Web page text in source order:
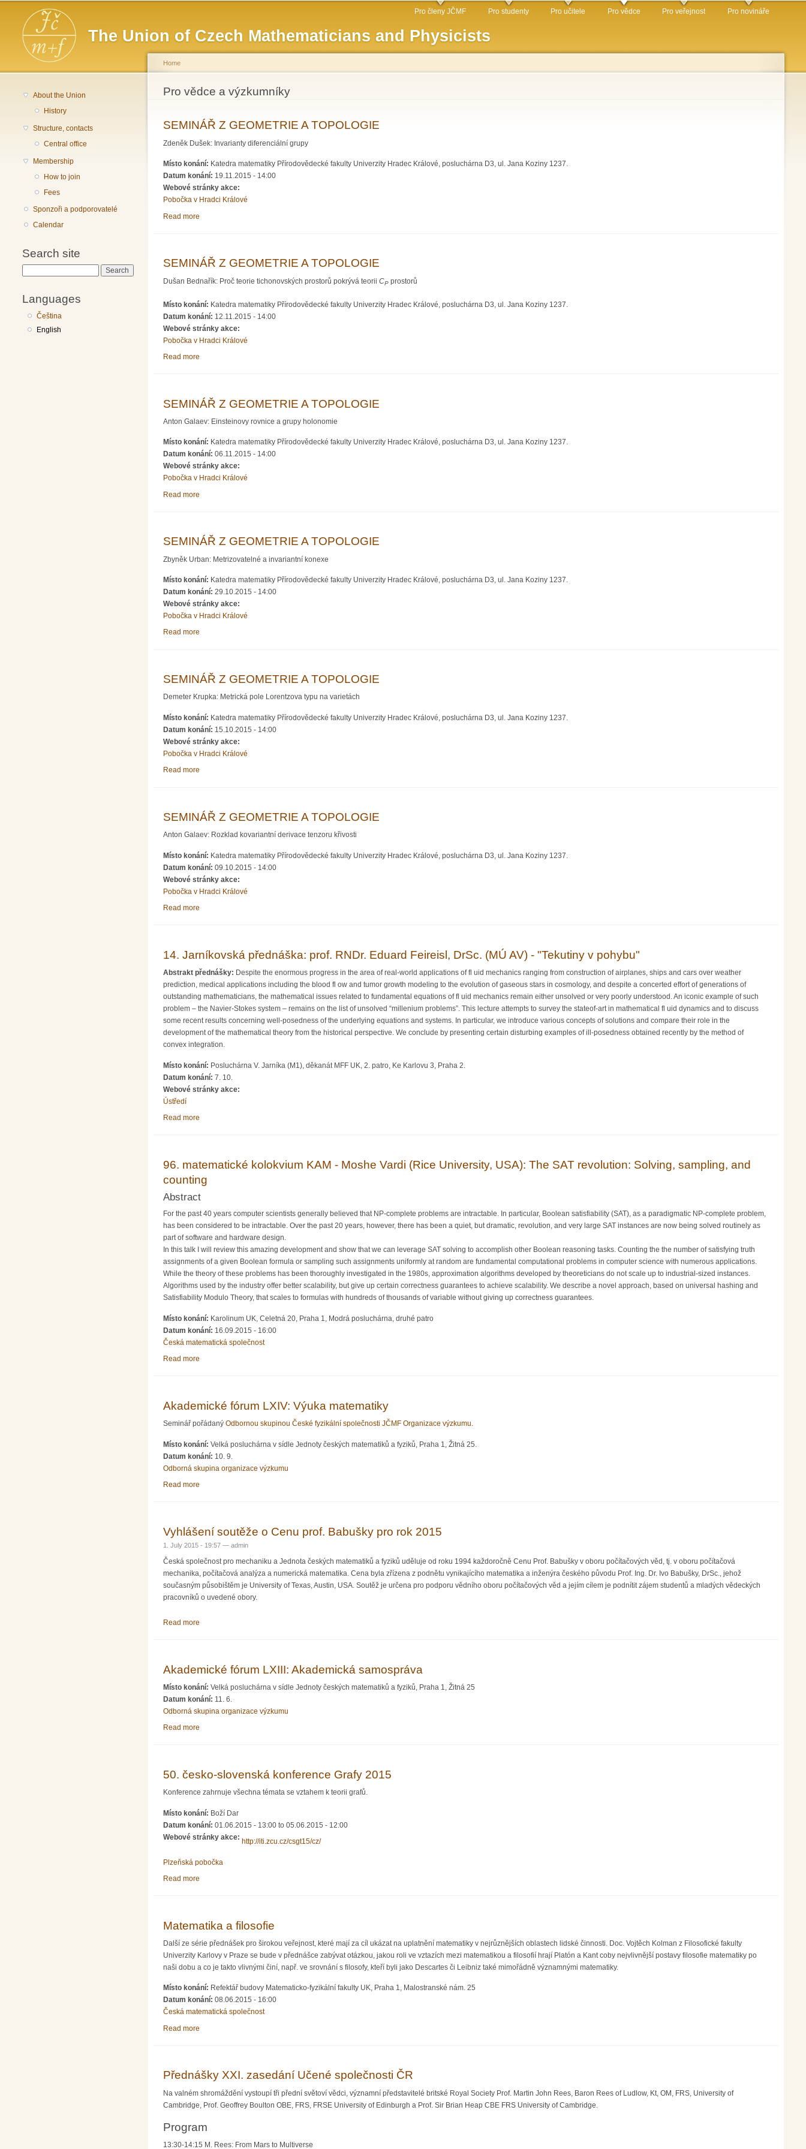
The Union of Czech Mathematicians and Physicists
Main menu Pro členy JČMF Pro studenty Pro učitele Pro vědce Pro veřejnost Pro novináře
About the Union
History
Structure, contacts
Central office
Membership
How to join
Fees
Sponzoři a podporovatelé
Calendar
Search site
Languages
Čeština
English
You are here
Home
Pro vědce a výzkumníky
SEMINÁŘ Z GEOMETRIE A TOPOLOGIE
Zdeněk Dušek: Invarianty diferenciální grupy
Místo konání: Katedra matematiky Přírodovědecké fakulty Univerzity Hradec Králové, posluchárna D3, ul. Jana Koziny 1237.
Datum konání: 19.11.2015 - 14:00
Webové stránky akce:
Pobočka v Hradci Králové
Read more
SEMINÁŘ Z GEOMETRIE A TOPOLOGIE
Dušan Bednařík: Proč teorie tichonovských prostorů pokrývá teorii CP prostorů
Místo konání: Katedra matematiky Přírodovědecké fakulty Univerzity Hradec Králové, posluchárna D3, ul. Jana Koziny 1237.
Datum konání: 12.11.2015 - 14:00
Webové stránky akce:
Pobočka v Hradci Králové
Read more
SEMINÁŘ Z GEOMETRIE A TOPOLOGIE
Anton Galaev: Einsteinovy rovnice a grupy holonomie
Místo konání: Katedra matematiky Přírodovědecké fakulty Univerzity Hradec Králové, posluchárna D3, ul. Jana Koziny 1237.
Datum konání: 06.11.2015 - 14:00
Webové stránky akce:
Pobočka v Hradci Králové
Read more
SEMINÁŘ Z GEOMETRIE A TOPOLOGIE
Zbyněk Urban: Metrizovatelné a invariantní konexe
Místo konání: Katedra matematiky Přírodovědecké fakulty Univerzity Hradec Králové, posluchárna D3, ul. Jana Koziny 1237.
Datum konání: 29.10.2015 - 14:00
Webové stránky akce:
Pobočka v Hradci Králové
Read more
SEMINÁŘ Z GEOMETRIE A TOPOLOGIE
Demeter Krupka: Metrická pole Lorentzova typu na varietách
Místo konání: Katedra matematiky Přírodovědecké fakulty Univerzity Hradec Králové, posluchárna D3, ul. Jana Koziny 1237.
Datum konání: 15.10.2015 - 14:00
Webové stránky akce:
Pobočka v Hradci Králové
Read more
SEMINÁŘ Z GEOMETRIE A TOPOLOGIE
Anton Galaev: Rozklad kovariantní derivace tenzoru křivosti
Místo konání: Katedra matematiky Přírodovědecké fakulty Univerzity Hradec Králové, posluchárna D3, ul. Jana Koziny 1237.
Datum konání: 09.10.2015 - 14:00
Webové stránky akce:
Pobočka v Hradci Králové
Read more
14. Jarníkovská přednáška: prof. RNDr. Eduard Feireisl, DrSc. (MÚ AV) - "Tekutiny v pohybu"
Abstrakt přednášky: Despite the enormous progress in the area of real-world applications of fl uid mechanics ranging from construction of airplanes, ships and cars over weather
prediction, medical applications including the blood fl ow and tumor growth modeling to the evolution of gaseous stars in cosmology, and despite a concerted effort of generations of
outstanding mathematicians, the mathematical issues related to fundamental equations of fl uid mechanics remain either unsolved or very poorly understood. An iconic example of such
problem – the Navier-Stokes system – remains on the list of unsolved “millenium problems”. This lecture attempts to survey the stateof-art in mathematical fl uid dynamics and to discuss
some recent results concerning well-posedness of the underlying equations and systems. In particular, we introduce various concepts of solutions and compare their role in the
development of the mathematical theory from the historical perspective. We conclude by presenting certain disturbing examples of ill-posedness obtained recently by the method of
convex integration.
Místo konání: Posluchárna V. Jarníka (M1), děkanát MFF UK, 2. patro, Ke Karlovu 3, Praha 2.
Datum konání: 7. 10.
Webové stránky akce:
Ústředí
Read more
96. matematické kolokvium KAM - Moshe Vardi (Rice University, USA): The SAT revolution: Solving, sampling, and
counting
Abstract
For the past 40 years computer scientists generally believed that NP-complete problems are intractable. In particular, Boolean satisfiability (SAT), as a paradigmatic NP-complete problem,
has been considered to be intractable. Over the past 20 years, however, there has been a quiet, but dramatic, revolution, and very large SAT instances are now being solved routinely as
part of software and hardware design.
In this talk I will review this amazing development and show that we can leverage SAT solving to accomplish other Boolean reasoning tasks. Counting the the number of satisfying truth
assignments of a given Boolean formula or sampling such assignments uniformly at random are fundamental computational problems in computer science with numerous applications.
While the theory of these problems has been thoroughly investigated in the 1980s, approximation algorithms developed by theoreticians do not scale up to industrial-sized instances.
Algorithms used by the industry offer better scalability, but give up certain correctness guarantees to achieve scalability. We describe a novel approach, based on universal hashing and
Satisfiability Modulo Theory, that scales to formulas with hundreds of thousands of variable without giving up correctness guarantees.
Místo konání: Karolinum UK, Celetná 20, Praha 1, Modrá posluchárna, druhé patro
Datum konání: 16.09.2015 - 16:00
Česká matematická společnost
Read more
Akademické fórum LXIV: Výuka matematiky
Seminář pořádaný Odbornou skupinou České fyzikální společnosti JČMF Organizace výzkumu.
Místo konání: Velká posluchárna v sídle Jednoty českých matematiků a fyziků, Praha 1, Žitná 25.
Datum konání: 10. 9.
Odborná skupina organizace výzkumu
Read more
Vyhlášení soutěže o Cenu prof. Babušky pro rok 2015
1. July 2015 - 19:57 — admin
Česká společnost pro mechaniku a Jednota českých matematiků a fyziků uděluje od roku 1994 každoročně Cenu Prof. Babušky v oboru počítačových věd, tj. v oboru počítačová
mechanika, počítačová analýza a numerická matematika. Cena byla zřízena z podnětu vynikajícího matematika a inženýra českého původu Prof. Ing. Dr. Ivo Babušky, DrSc., jehož
současným působištěm je University of Texas, Austin, USA. Soutěž je určena pro podporu vědního oboru počítačových věd a jejím cílem je podnítit zájem studentů a mladých vědeckých
pracovníků o uvedené obory.
Read more
Akademické fórum LXIII: Akademická samospráva
Místo konání: Velká posluchárna v sídle Jednoty českých matematiků a fyziků, Praha 1, Žitná 25
Datum konání: 11. 6.
Odborná skupina organizace výzkumu
Read more
50. česko-slovenská konference Grafy 2015
Konference zahrnuje všechna témata se vztahem k teorii grafů.
Místo konání: Boží Dar
Datum konání: 01.06.2015 - 13:00 to 05.06.2015 - 12:00
Webové stránky akce:
http://iti.zcu.cz/csgt15/cz/
Plzeňská pobočka
Read more
Matematika a filosofie
Další ze série přednášek pro širokou veřejnost, které mají za cíl ukázat na uplatnění matematiky v nejrůznějších oblastech lidské činnosti. Doc. Vojtěch Kolman z Filosofické fakulty
Univerzity Karlovy v Praze se bude v přednášce zabývat otázkou, jakou roli ve vztazích mezi matematikou a filosofií hrají Platón a Kant coby nejvlivnější postavy filosofie matematiky po
naši dobu a co je takto vlivnými činí, např. ve srovnání s filosofy, kteří byli jako Descartes či Leibniz také mimořádně významnými matematiky.
Místo konání: Refektář budovy Matematicko-fyzikální fakulty UK, Praha 1, Malostranské nám. 25
Datum konání: 08.06.2015 - 16:00
Česká matematická společnost
Read more
Přednášky XXI. zasedání Učené společnosti ČR
Na valném shromáždění vystoupí tři přední světoví vědci, významní představitelé britské Royal Society Prof. Martin John Rees, Baron Rees of Ludlow, Kt, OM, FRS, University of
Cambridge, Prof. Geoffrey Boulton OBE, FRS, FRSE University of Edinburgh a Prof. Sir Brian Heap CBE FRS University of Cambridge.
Program
13:30-14:15 M. Rees: From Mars to Multiverse